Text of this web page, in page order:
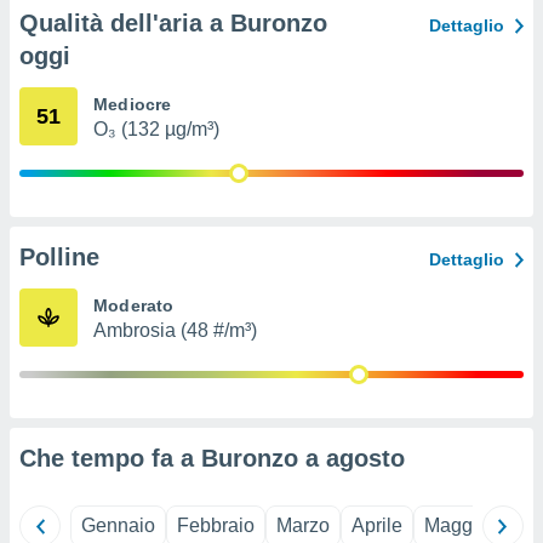
non
dei
Qualità dell'aria a Buronzo
oggi
Dettaglio
51 Mediocre
O₃ (132 µg/m³)
Polline Dettaglio
Moderato
Ambrosia (48 #/m³)
Che tempo fa a Buronzo a agosto
Gennaio Febbraio Marzo Aprile Maggio